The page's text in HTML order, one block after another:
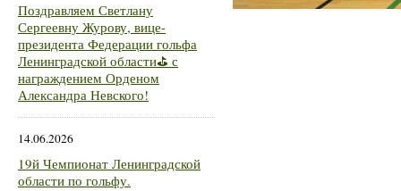
Поздравляем Светлану
Сергеевну Журову, вице-
президента Федерации гольфа
Ленинградской области⛳ с
награждением Орденом
Александра Невского!
14.06.2026
19й Чемпионат Ленинградской
области по гольфу.